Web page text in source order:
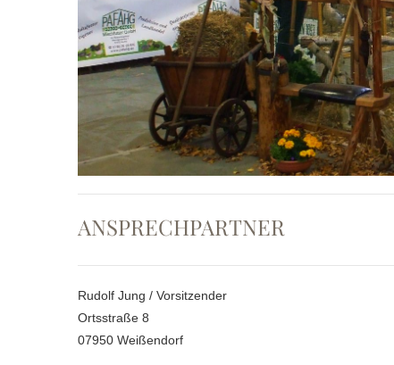
ANSPRECHPARTNER
Rudolf Jung / Vorsitzender
Ortsstraße 8
07950 Weißendorf